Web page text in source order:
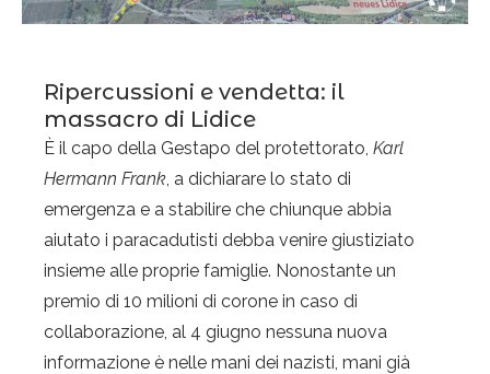
Ripercussioni e vendetta: il
massacro di Lidice
È il capo della Gestapo del protettorato, Karl
Hermann Frank , a dichiarare lo stato di
emergenza e a stabilire che chiunque abbia
aiutato i paracadutisti debba venire giustiziato
insieme alle proprie famiglie. Nonostante un
premio di 10 milioni di corone in caso di
collaborazione, al 4 giugno nessuna nuova
informazione è nelle mani dei nazisti, mani già